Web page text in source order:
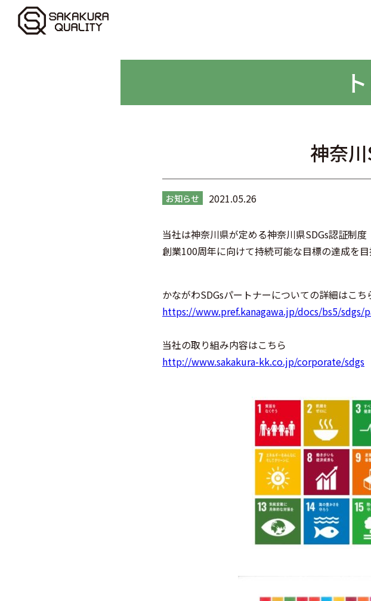
神奈
お知らせ 2021.05.26
当社は神奈川県が定める神奈川県SDGs認証制
創業100周年に向けて持続可能な目標の達成を
かながわSDGsパートナーについての詳細はこ
https://www.pref.kanagawa.jp/docs/bs5/sdgs/
当社の取り組み内容はこちら
http://www.sakakura-kk.co.jp/corporate/sdgs